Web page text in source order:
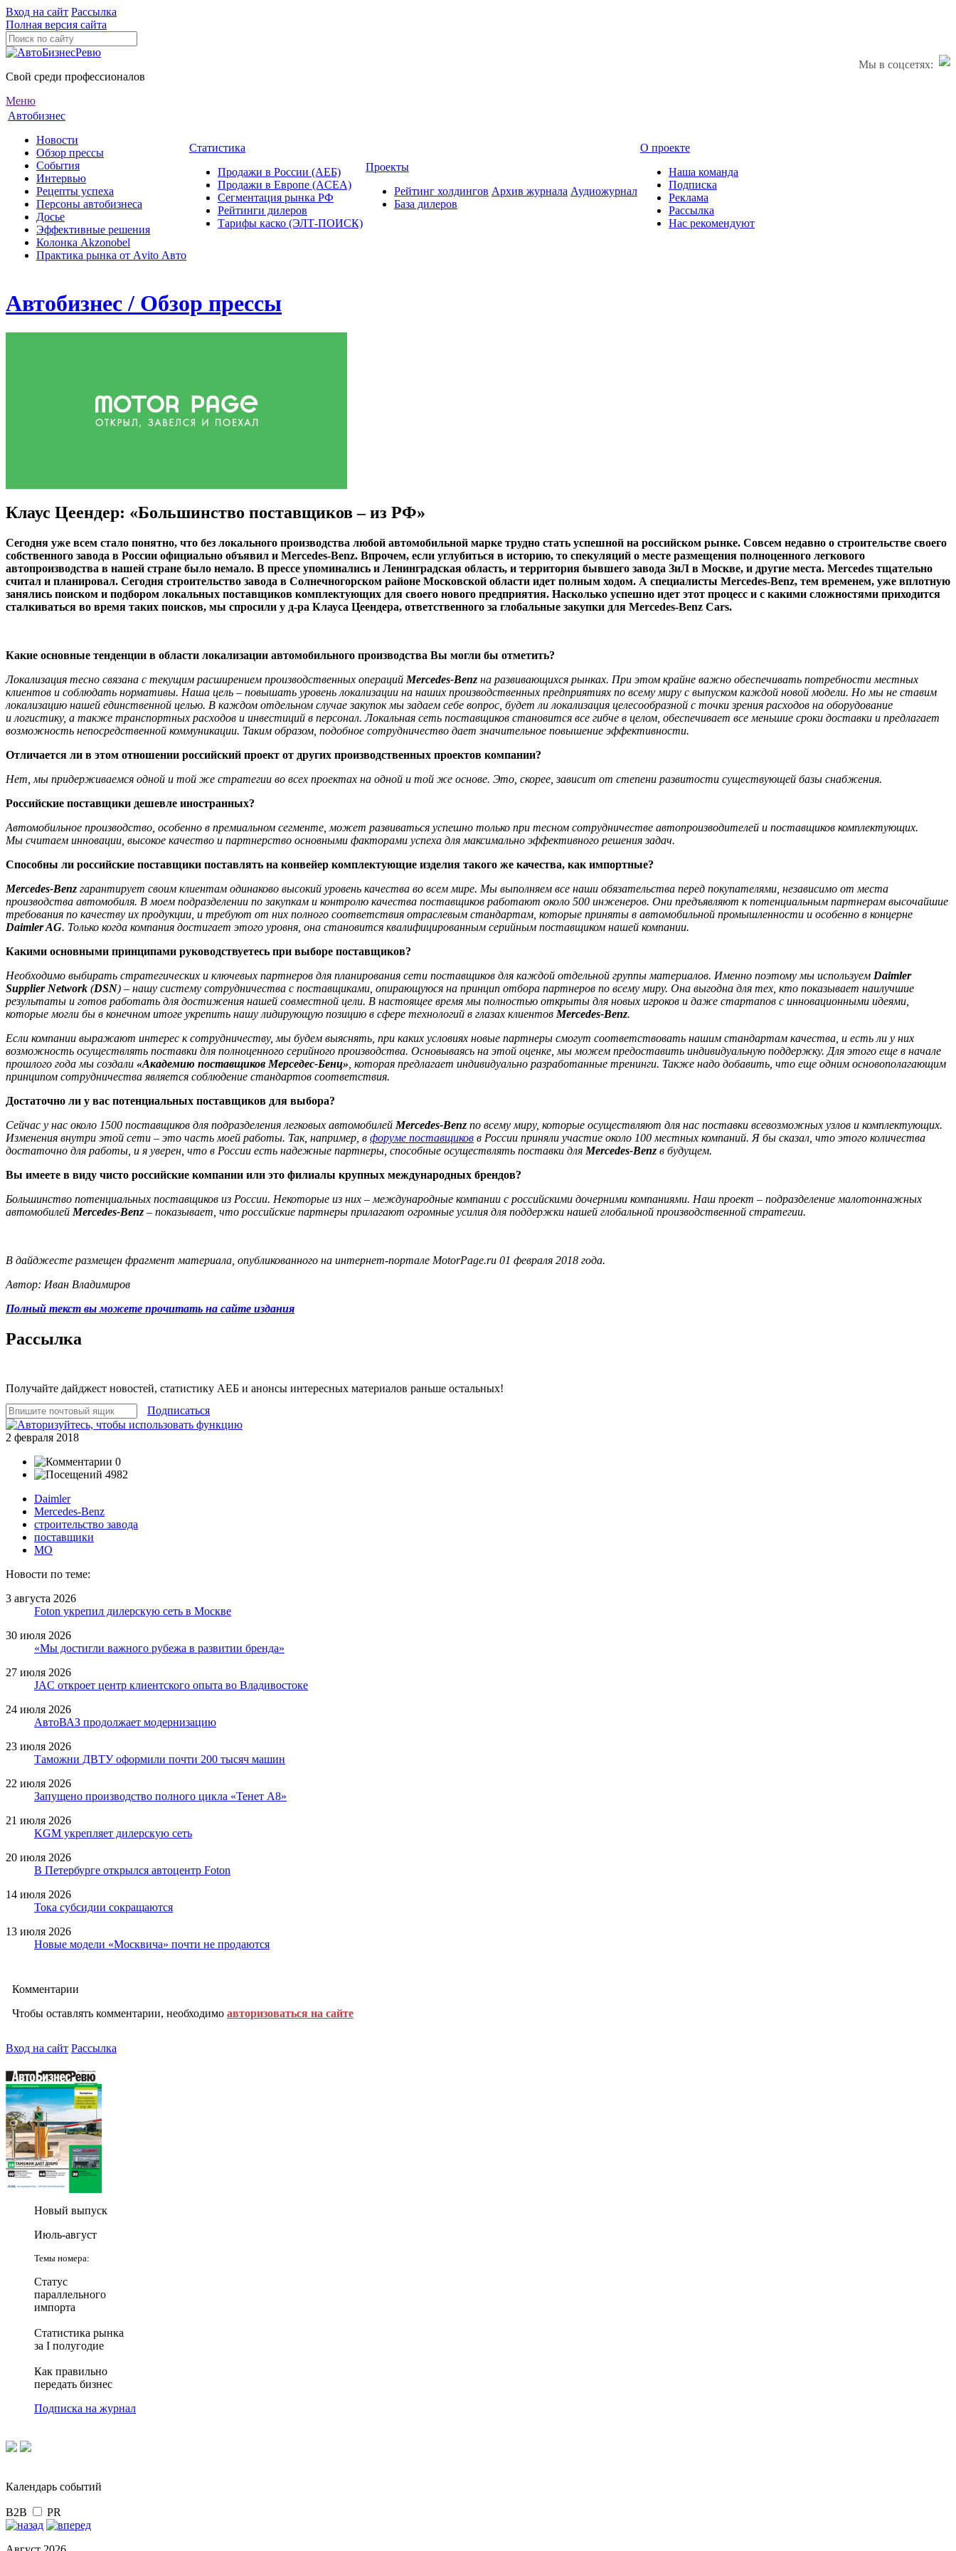
Вход на сайт Рассылка
Полная версия сайта
Мы в соцсетях:
Свой среди профессионалов
Меню
Автобизнес
Новости
Обзор прессы
События
Интервью
Рецепты успеха
Персоны автобизнеса
Досье
Эффективные решения
Колонка Akzonobel
Практика рынка от Аvito Авто
Статистика
Продажи в России (АЕБ)
Продажи в Европе (ACEA)
Сегментация рынка РФ
Рейтинги дилеров
Тарифы каско (ЭЛТ-ПОИСК)
Проекты
Рейтинг холдингов
База дилеров
Архив журнала Аудиожурнал
О проекте
Наша команда
Подписка
Реклама
Рассылка
Нас рекомендуют
Автобизнес / Обзор прессы
Клаус Цеендер: «Большинство поставщиков – из РФ»
Сегодня уже всем стало понятно, что без локального производства любой автомобильной марке трудно стать успешной на российском рынке. Совсем недавно о строительстве своего
собственного завода в России официально объявил и Mercedes-Benz. Впрочем, если углубиться в историю, то спекуляций о месте размещения полноценного легкового
автопроизводства в нашей стране было немало. В прессе упоминались и Ленинградская область, и территория бывшего завода ЗиЛ в Москве, и другие места. Mercedes тщательно
считал и планировал. Сегодня строительство завода в Солнечногорском районе Московской области идет полным ходом. А специалисты Mercedes-Benz, тем временем, уже вплотную
занялись поиском и подбором локальных поставщиков комплектующих для своего нового предприятия. Насколько успешно идет этот процесс и с какими сложностями приходится
сталкиваться во время таких поисков, мы спросили у д-ра Клауса Цеендера, ответственного за глобальные закупки для Mercedes-Benz Cars.
Какие основные тенденции в области локализации автомобильного производства Вы могли бы отметить?
Локализация тесно связана с текущим расширением производственных операций Mercedes-Benz на развивающихся рынках. При этом крайне важно обеспечивать потребности местных
клиентов и соблюдать нормативы. Наша цель – повышать уровень локализации на наших производственных предприятиях по всему миру с выпуском каждой новой модели. Но мы не ставим
локализацию нашей единственной целью. В каждом отдельном случае закупок мы задаем себе вопрос, будет ли локализация целесообразной с точки зрения расходов на оборудование
и логистику, а также транспортных расходов и инвестиций в персонал. Локальная сеть поставщиков становится все гибче в целом, обеспечивает все меньшие сроки доставки и предлагает
возможность непосредственной коммуникации. Таким образом, подобное сотрудничество дает значительное повышение эффективности.
Отличается ли в этом отношении российский проект от других производственных проектов компании?
Нет, мы придерживаемся одной и той же стратегии во всех проектах на одной и той же основе. Это, скорее, зависит от степени развитости существующей базы снабжения.
Российские поставщики дешевле иностранных?
Автомобильное производство, особенно в премиальном сегменте, может развиваться успешно только при тесном сотрудничестве автопроизводителей и поставщиков комплектующих.
Мы считаем инновации, высокое качество и партнерство основными факторами успеха для максимально эффективного решения задач.
Способны ли российские поставщики поставлять на конвейер комплектующие изделия такого же качества, как импортные?
Mercedes-Benz гарантирует своим клиентам одинаково высокий уровень качества во всем мире. Мы выполняем все наши обязательства перед покупателями, независимо от места
производства автомобиля. В моем подразделении по закупкам и контролю качества поставщиков работают около 500 инженеров. Они предъявляют к потенциальным партнерам высочайшие
требования по качеству их продукции, и требуют от них полного соответствия отраслевым стандартам, которые приняты в автомобильной промышленности и особенно в концерне
Daimler AG. Только когда компания достигает этого уровня, она становится квалифицированным серийным поставщиком нашей компании.
Какими основными принципами руководствуетесь при выборе поставщиков?
Необходимо выбирать стратегических и ключевых партнеров для планирования сети поставщиков для каждой отдельной группы материалов. Именно поэтому мы используем Daimler
Supplier Network (DSN) – нашу систему сотрудничества с поставщиками, опирающуюся на принцип отбора партнеров по всему миру. Она выгодна для тех, кто показывает наилучшие
результаты и готов работать для достижения нашей совместной цели. В настоящее время мы полностью открыты для новых игроков и даже стартапов с инновационными идеями,
которые могли бы в конечном итоге укрепить нашу лидирующую позицию в сфере технологий в глазах клиентов Mercedes-Benz.
Если компании выражают интерес к сотрудничеству, мы будем выяснять, при каких условиях новые партнеры смогут соответствовать нашим стандартам качества, и есть ли у них
возможность осуществлять поставки для полноценного серийного производства. Основываясь на этой оценке, мы можем предоставить индивидуальную поддержку. Для этого еще в начале
прошлого года мы создали «Академию поставщиков Мерседес-Бенц» , которая предлагает индивидуально разработанные тренинги. Также надо добавить, что еще одним основополагающим
принципом сотрудничества является соблюдение стандартов соответствия.
Достаточно ли у вас потенциальных поставщиков для выбора?
Сейчас у нас около 1500 поставщиков для подразделения легковых автомобилей Mercedes-Benz по всему миру, которые осуществляют для нас поставки всевозможных узлов и комплектующих.
Изменения внутри этой сети – это часть моей работы. Так, например, в форуме поставщиков в России приняли участие около 100 местных компаний. Я бы сказал, что этого количества
достаточно для работы, и я уверен, что в России есть надежные партнеры, способные осуществлять поставки для Mercedes-Benz в будущем.
Вы имеете в виду чисто российские компании или это филиалы крупных международных брендов?
Большинство потенциальных поставщиков из России. Некоторые из них – международные компании с российскими дочерними компаниями. Наш проект – подразделение малотоннажных
автомобилей Mercedes-Benz – показывает, что российские партнеры прилагают огромные усилия для поддержки нашей глобальной производственной стратегии.
В дайджесте размещен фрагмент материала, опубликованного на интернет-портале MotorPage.ru 01 февраля 2018 года.
Автор: Иван Владимиров
Полный текст вы можете прочитать на сайте издания
Рассылка
Получайте дайджест новостей, статистику АЕБ и анонсы интересных материалов раньше остальных!
Подписаться
2 февраля 2018
0
4982
Daimler
Mercedes-Benz
строительство завода
поставщики
МО
Новости по теме:
3 августа 2026
Foton укрепил дилерскую сеть в Москве
30 июля 2026
«Мы достигли важного рубежа в развитии бренда»
27 июля 2026
JAC откроет центр клиентского опыта во Владивостоке
24 июля 2026
АвтоВАЗ продолжает модернизацию
23 июля 2026
Таможни ДВТУ оформили почти 200 тысяч машин
22 июля 2026
Запущено производство полного цикла «Тенет A8»
21 июля 2026
KGM укрепляет дилерскую сеть
20 июля 2026
В Петербурге открылся автоцентр Foton
14 июля 2026
Тока субсидии сокращаются
13 июля 2026
Новые модели «Москвича» почти не продаются
Комментарии
Чтобы оставлять комментарии, необходимо авторизоваться на сайте
Вход на сайт Рассылка
Новый выпуск
Июль-август
Темы номера:
Статус
параллельного
импорта
Статистика рынка
за I полугодие
Как правильно
передать бизнес
Подписка на журнал
Календарь событий
B2B PR